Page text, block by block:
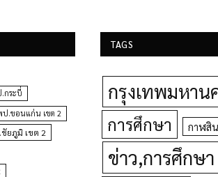
กระบี่
ป.ขอนแก่น เขต 2
ยภูมิ เขต 2
TAGS
กรุงเทพมหาน
การศึกษา กาฬสิ
ข่าว,การศึกษา